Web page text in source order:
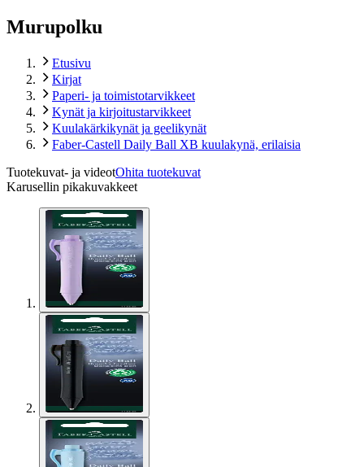
Murupolku
Etusivu
Kirjat
Paperi- ja toimistotarvikkeet
Kynät ja kirjoitustarvikkeet
Kuulakärkikynät ja geelikynät
Faber-Castell Daily Ball XB kuulakynä, erilaisia
Tuotekuvat- ja videotOhita tuotekuvat
Karusellin pikakuvakkeet